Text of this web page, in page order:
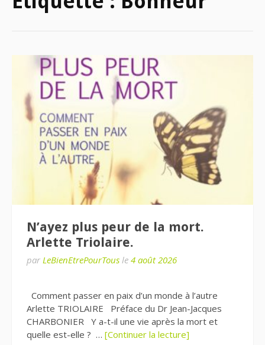
N’ayez plus peur de la mort.
Arlette Triolaire.
par LeBienEtrePourTous le 4 août 2026
Comment passer en paix d’un monde à l’autre
Arlette TRIOLAIRE Préface du Dr Jean-Jacques
CHARBONIER Y a-t-il une vie après la mort et
quelle est-elle ? … [Continuer la lecture]